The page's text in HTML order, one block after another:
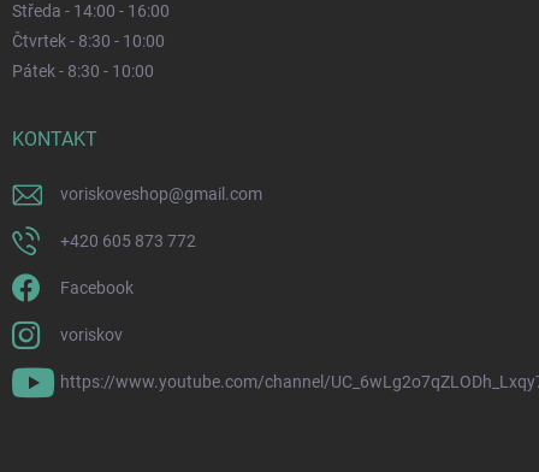
Středa - 14:00 - 16:00
Čtvrtek - 8:30 - 10:00
Pátek - 8:30 - 10:00
KONTAKT
voriskoveshop@gmail.com
+420 605 873 772
Facebook
voriskov
https://www.youtube.com/channel/